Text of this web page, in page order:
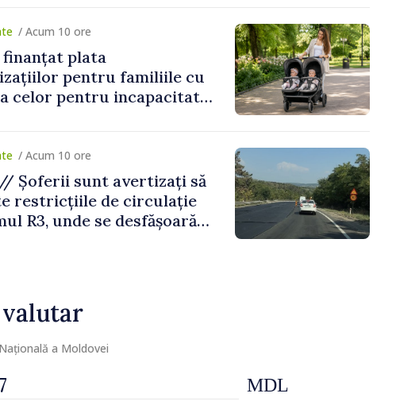
/ Acum 10 ore
finanțat plata
pentru familiile cu
celor pentru incapacitate
/ Acum 10 ore
Șoferii sunt avertizați să
restricțiile de circulație
R3, unde se desfășoară
a Moldovei
MDL